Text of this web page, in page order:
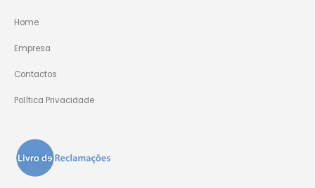
Home
Empresa
Contactos
Política Privacidade